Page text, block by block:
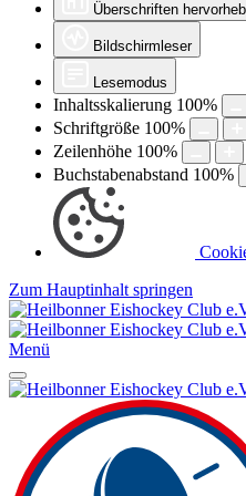
Überschriften
Bildschirmleser
Lesemodus
Inhaltsskalierung 100%
Schriftgröße 100%
Zeilenhöhe 100%
Buchstabenabstand 100%
Zum Hauptinhalt springen
Menü